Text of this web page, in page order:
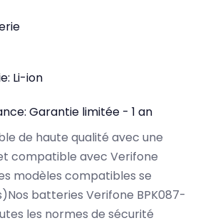
Li-ion
Garantie limitée - 1 an
de haute qualité avec une
compatible avec Verifone
modèles compatibles se
batteries Verifone BPK087-
les normes de sécurité